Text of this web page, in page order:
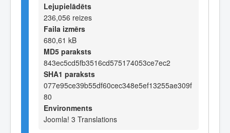
Lejupielādēts
236,056 reizes
Faila izmērs
680,61 kB
MD5 paraksts
843ec5cd5fb3516cd575174053ce7ec2
SHA1 paraksts
077e95ce39b55df60cec348e5ef13255ae309f
80
Environments
Joomla! 3 Translations